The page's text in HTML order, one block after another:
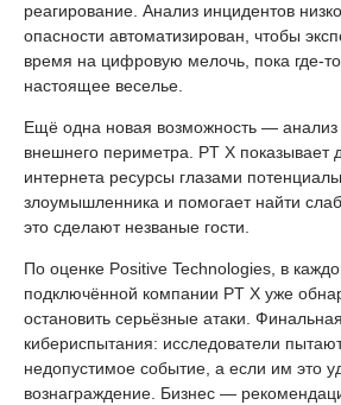
реагирование. Анализ инцидентов
опасности автоматизирован, чтобы
время на цифровую мелочь, пока где-
настоящее веселье.
Ещё одна новая возможность —
внешнего периметра. PT X показывает
интернета ресурсы глазами
злоумышленника и помогает найти
это сделают незваные гости.
По оценке Positive Technologies, в
подключённой компании PT X уже
остановить серьёзные атаки.
кибериспытания: исследователи
недопустимое событие, а если им это
вознаграждение. Бизнес —